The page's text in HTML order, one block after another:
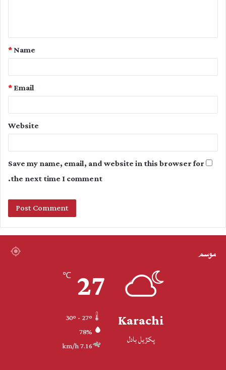
t
Name
*
Email
*
Website
Save my name, email, and website in this browser for
the next time I comment.
موسم
Karachi
پکڙيل بادل
27
℃
78%
7.16 km/h